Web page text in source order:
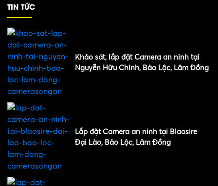
TIN TỨC
Khảo sát, lắp đặt Camera an ninh tại
Nguyễn Hữu Chỉnh, Bảo Lộc, Lâm Đồng
Lắp đặt Camera an ninh tại Blaosire
Đại Lào, Bảo Lộc, Lâm Đồng